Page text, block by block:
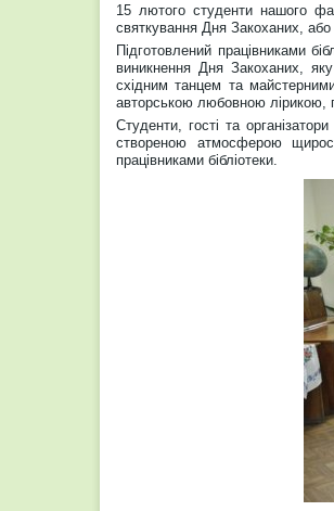
15 лютого студенти нашого
святкування Дня Закоханих,
Підготовлений працівниками
виникнення Дня Закоханих,
східним танцем та
авторською любовною лірикою,
Студенти, гості та
створеною атмосферою
працівниками бібліотеки.